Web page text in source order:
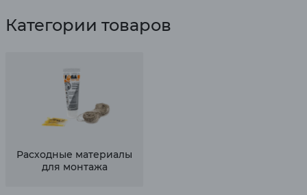
Категории товаров
Расходные материалы
для монтажа